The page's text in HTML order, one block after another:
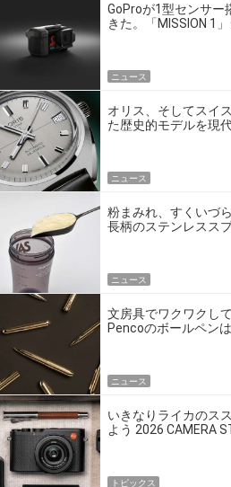
GoProが1型センサー
きた。「MISSION 1
ニュース
オリス、そしてスイ
た歴史的モデルを現
ニュース
粉まみれ、すくいづ
長柄のステンレスス
ニュース
文房具でワクワクし
Pencoのボールペン
ニュース
いきなりライカのス
よう 2026 CAMERA
トピックス